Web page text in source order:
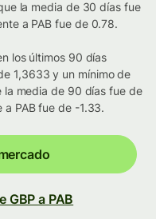
la media de 30 días fue
a PAB fue de 0.78.
los últimos 90 días
1,3633 y un mínimo de
la media de 90 días fue de
PAB fue de -1.33.
GBP a PAB